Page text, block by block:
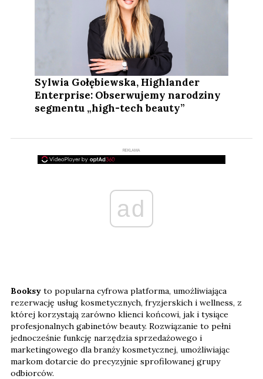
Sylwia Gołębiewska, Highlander
Enterprise: Obserwujemy narodziny
segmentu „high-tech beauty”
REKLAMA
ad
Booksy to popularna cyfrowa platforma, umożliwiająca
rezerwację usług kosmetycznych, fryzjerskich i wellness, z
której korzystają zarówno klienci końcowi, jak i tysiące
profesjonalnych gabinetów beauty. Rozwiązanie to pełni
jednocześnie funkcję narzędzia sprzedażowego i
marketingowego dla branży kosmetycznej, umożliwiając
markom dotarcie do precyzyjnie sprofilowanej grupy
odbiorców.